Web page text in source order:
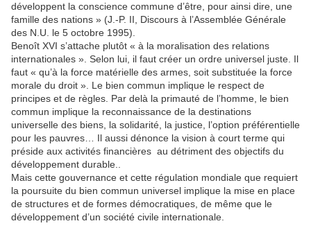
développent la conscience commune d’être, pour ainsi dire, une
famille des nations » (J.-P. II, Discours à l’Assemblée Générale
des N.U. le 5 octobre 1995).
Benoît XVI s’attache plutôt « à la moralisation des relations
internationales ». Selon lui, il faut créer un ordre universel juste. Il
faut « qu’à la force matérielle des armes, soit substituée la force
morale du droit ». Le bien commun implique le respect de
principes et de règles. Par delà la primauté de l’homme, le bien
commun implique la reconnaissance de la destinations
universelle des biens, la solidarité, la justice, l’option préférentielle
pour les pauvres… Il aussi dénonce la vision à court terme qui
préside aux activités financières au détriment des objectifs du
développement durable..
Mais cette gouvernance et cette régulation mondiale que requiert
la poursuite du bien commun universel implique la mise en place
de structures et de formes démocratiques, de même que le
développement d’un société civile internationale.